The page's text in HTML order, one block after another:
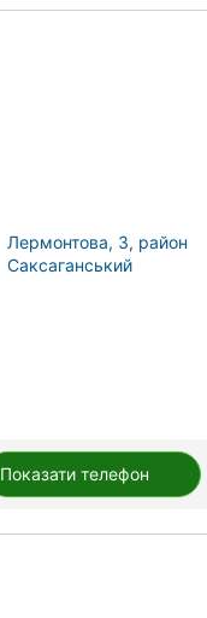
Лермонтова, 3, район
Саксаганський
Показати телефон